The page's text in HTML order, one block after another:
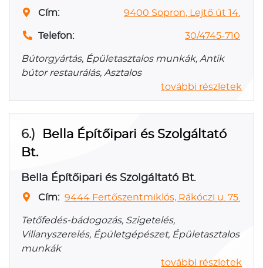
Cím: 9400 Sopron, Lejtő út 14.
Telefon: 30/4745-710
Bútorgyártás, Épületasztalos munkák, Antik
bútor restaurálás, Asztalos
további részletek
6.)
Bella Építőipari és Szolgáltató
Bt.
Bella Építőipari és Szolgáltató Bt.
Cím: 9444 Fertőszentmiklós, Rákóczi u. 75.
Tetőfedés-bádogozás, Szigetelés,
Villanyszerelés, Épületgépészet, Épületasztalos
munkák
további részletek